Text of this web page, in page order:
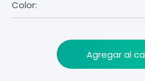
Color:
Agregar al